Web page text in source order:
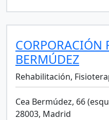
CORPORACIÓN
BERMÚDEZ
Rehabilitación,
Cea Bermúdez, 66
28003, Madrid